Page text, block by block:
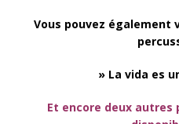
Vous pouvez également
» La vida es
Et encore deux autres